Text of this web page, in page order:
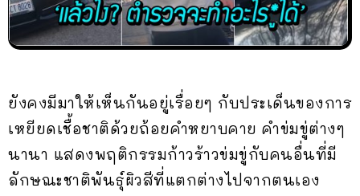
ยังคงมีมาให้เห็นกันอยู่เรื่อยๆ กับประเด็นของการ
เหยียดเชื้อชาติด้วยถ้อยคำหยาบคาย คำข่มขู่ต่างๆ
นานา แสดงพฤติกรรมก้าวร้าวข่มขู่กับคนอื่นที่มี
ลักษณะชาติพันธุ์ผิวสีที่แตกต่างไปจากตนเอง